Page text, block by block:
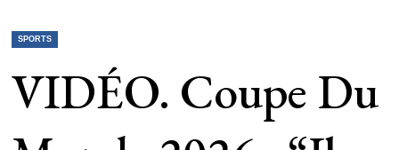
SPORTS
VIDÉO. Coupe Du